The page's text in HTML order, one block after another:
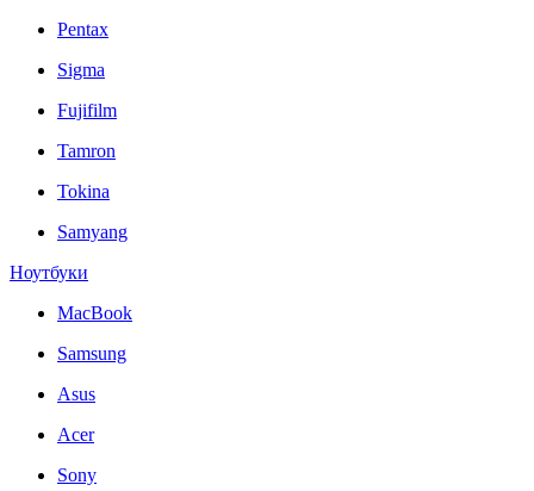
Pentax
Sigma
Fujifilm
Tamron
Tokina
Samyang
Ноутбуки
MacBook
Samsung
Asus
Acer
Sony